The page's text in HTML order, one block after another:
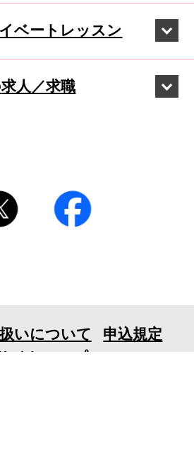
ベートレッスン
求人／求職
いについて
申込規定
イトマップ